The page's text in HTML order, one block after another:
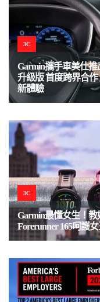
3C
Garmin攜手車美仕推
升級版 首度跨界合
新體驗
3C
Garmin最懂女生！
Forerunner 165呵護